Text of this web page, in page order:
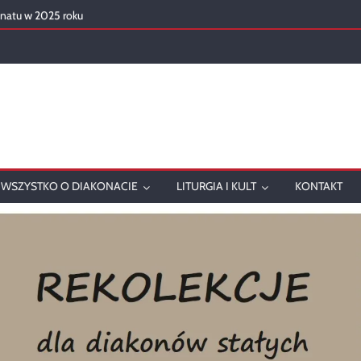
w 2025 roku
WSZYSTKO O DIAKONACIE LITURGIA I KULT KONTAKT